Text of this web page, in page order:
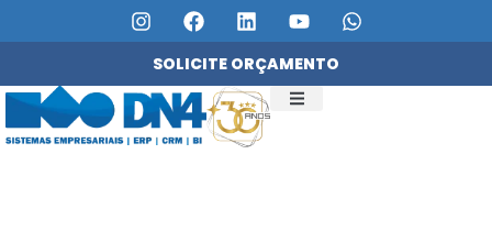
SOLICITE ORÇAMENTO